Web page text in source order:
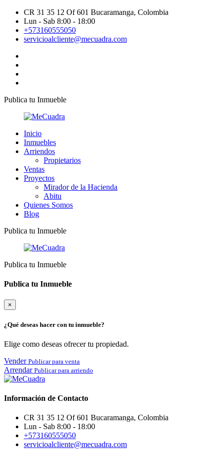
CR 31 35 12 Of 601 Bucaramanga, Colombia
Lun - Sab 8:00 - 18:00
+573160555050
servicioalcliente@mecuadra.com
Publica tu Inmueble
Inicio
Inmuebles
Arriendos
Propietarios
Ventas
Proyectos
Mirador de la Hacienda
Abitu
Quienes Somos
Blog
Publica tu Inmueble
Publica tu Inmueble
Publica tu Inmueble
×
¿Qué deseas hacer con tu inmueble?
Elige como deseas ofrecer tu propiedad.
Vender Publicar para venta
Arrendar Publicar para arriendo
Información de Contacto
CR 31 35 12 Of 601 Bucaramanga, Colombia
Lun - Sab 8:00 - 18:00
+573160555050
servicioalcliente@mecuadra.com